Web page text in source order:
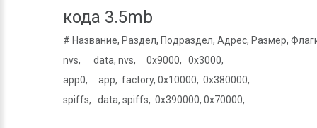
кода 3.5mb
# Название, Раздел, Подраздел, Адрес, Размер,
nvs,      data, nvs,     0x9000,   0x3000,
app0,     app,  factory, 0x10000,  0x380000,